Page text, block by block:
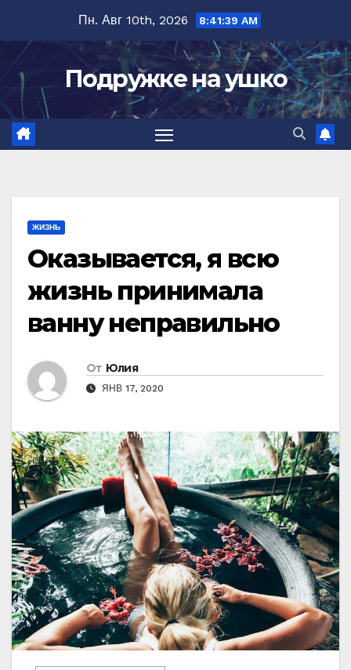
содержимому
Пн. Авг 10th, 2026 8:41:40 AM
Подружке на ушко
ЖИЗНЬ
Оказывается, я всю
жизнь принимала
ванну неправильно
От Юлия
ЯНВ 17, 2020